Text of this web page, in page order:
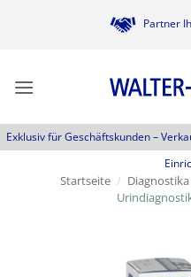
Partner
Exklusiv für Geschäftskunden –
Startseite / Diagnostika